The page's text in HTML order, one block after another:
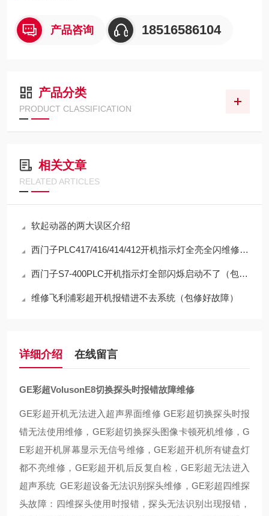
产品咨询 18516586104
产品分类
PRODUCT CLASSIFICATION
相关文章
RELATED ARTICLES
软起动器的两大误区介绍
西门子PLC417/416/414/412开机指示灯全亮全闪维修方法
西门子S7-400PLC开机指示灯全部闪烁启动不了（包修好）
维修飞利浦彩超开机报错进不去系统（包修好故障）
详细介绍 在线留言
GE彩超VolusonE8切换探头时报错故障维修
GE彩超开机无法进入超声界面维修 GE彩超切换探头时报
错无法使用维修，GE彩超切换探头图像卡顿死机维修，G
E彩超开机屏幕显示无信号维修，GE彩超开机所有键盘灯
都不亮维修，GE彩超开机后反复自检，GE彩超无法进入
超声系统 GE彩超设备无法识别探头维修，GE彩超四维探
头故障：四维探头使用时报错，探头无法识别出现报错，